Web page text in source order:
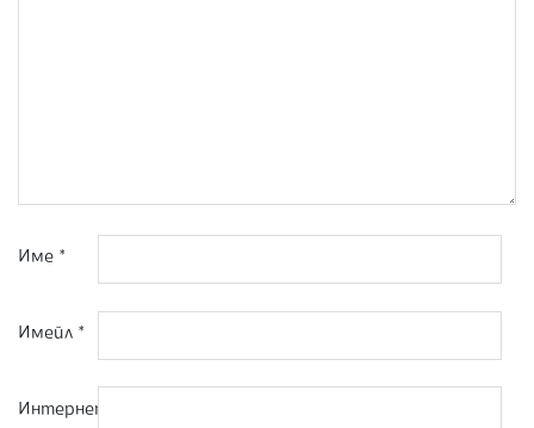
Име *
Имейл *
Интернет